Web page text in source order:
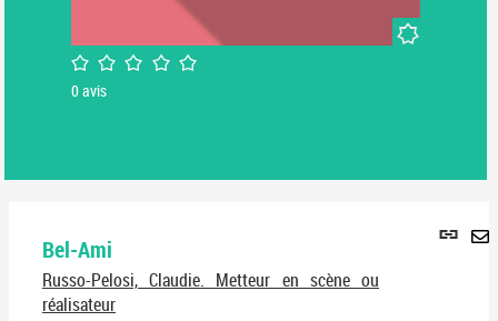
Nouveauté
/5
0avis
Lien
Bel-Ami
Russo-Pelosi, Claudie. Metteur en scène ou
réalisateur